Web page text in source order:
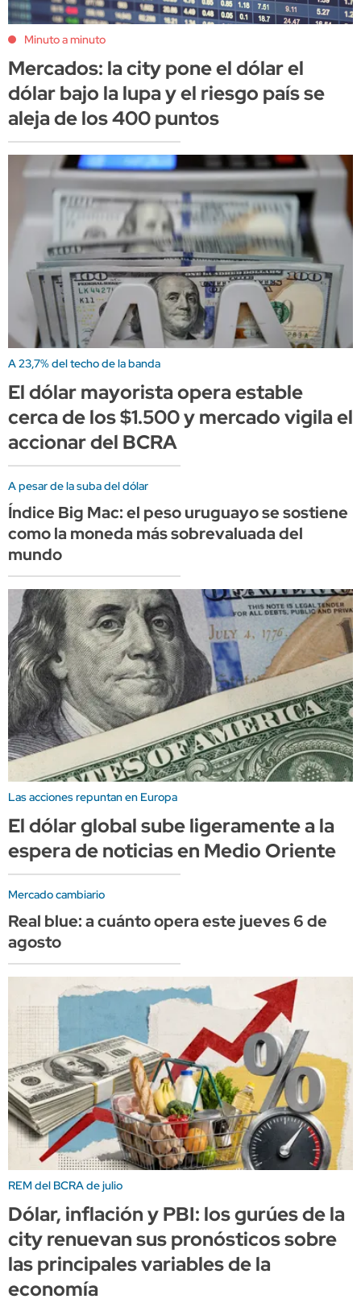
Minuto a minuto
Mercados: la city pone el dólar el
dólar bajo la lupa y el riesgo país se
aleja de los 400 puntos
A 23,7% del techo de la banda
El dólar mayorista opera estable
cerca de los $1.500 y mercado vigila el
accionar del BCRA
A pesar de la suba del dólar
Índice Big Mac: el peso uruguayo se sostiene
como la moneda más sobrevaluada del
mundo
Las acciones repuntan en Europa
El dólar global sube ligeramente a la
espera de noticias en Medio Oriente
Mercado cambiario
Real blue: a cuánto opera este jueves 6 de
agosto
REM del BCRA de julio
Dólar, inflación y PBI: los gurúes de la
city renuevan sus pronósticos sobre
las principales variables de la
economía